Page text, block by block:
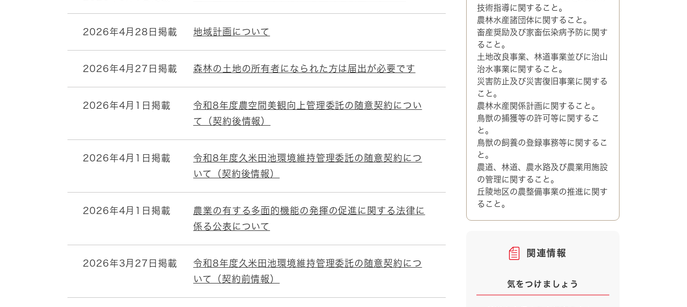
2026年4月28日掲載 地域計画について
2026年4月27日掲載 森林の土地の所有者になられた方は届出が必要です
2026年4月1日掲載
令和8年度農空間美観向上管理委託の随意契約につい
て（契約後情報）
2026年4月1日掲載
令和8年度久米田池環境維持管理委託の随意契約につ
いて（契約後情報）
2026年4月1日掲載
農業の有する多面的機能の発揮の促進に関する法律に
係る公表について
2026年3月27日掲載
令和8年度久米田池環境維持管理委託の随意契約につ
いて（契約前情報）
技術指導に関すること。
農林水産諸団体に関すること。
畜産奨励及び家畜伝染病予防に関す
ること。
土地改良事業、林道事業並びに治山
治水事業に関すること。
災害防止及び災害復旧事業に関する
こと。
農林水産関係計画に関すること。
鳥獣の捕獲等の許可等に関するこ
と。
鳥獣の飼養の登録事務等に関するこ
と。
農道、林道、農水路及び農業用施設
の管理に関すること。
丘陵地区の農整備事業の推進に関す
ること。
関連情報
気をつけましょう